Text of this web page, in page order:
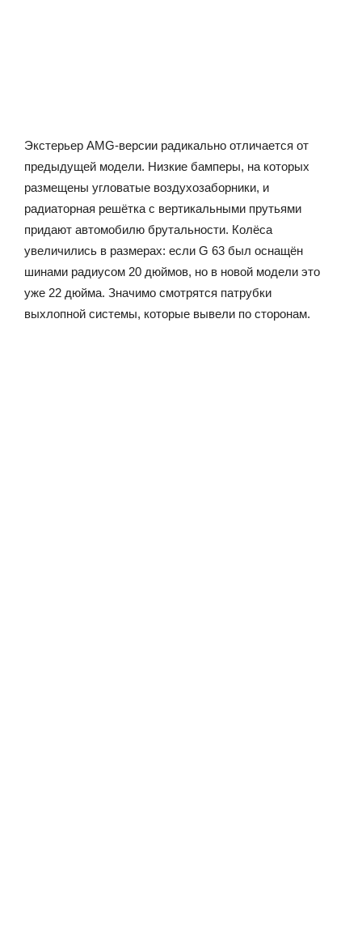
Экстерьер AMG-версии радикально отличается от
предыдущей модели. Низкие бамперы, на которых
размещены угловатые воздухозаборники, и
радиаторная решётка с вертикальными прутьями
придают автомобилю брутальности. Колёса
увеличились в размерах: если G 63 был оснащён
шинами радиусом 20 дюймов, но в новой модели это
уже 22 дюйма. Значимо смотрятся патрубки
выхлопной системы, которые вывели по сторонам.